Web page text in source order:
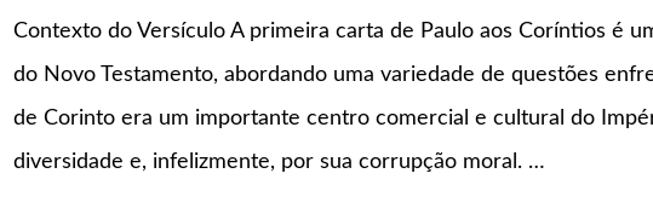
Contexto do Versículo A primeira carta de Paulo aos Coríntios é
do Novo Testamento, abordando uma variedade de questões
de Corinto era um importante centro comercial e cultural do
diversidade e, infelizmente, por sua corrupção moral. …